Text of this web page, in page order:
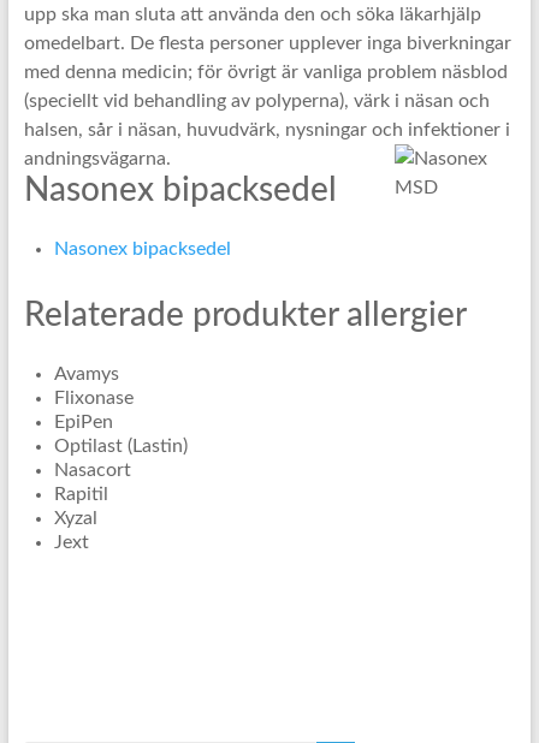
upp ska man sluta att använda den och söka läkarhjälp
omedelbart. De flesta personer upplever inga biverkningar
med denna medicin; för övrigt är vanliga problem näsblod
(speciellt vid behandling av polyperna), värk i näsan och
halsen, sår i näsan, huvudvärk, nysningar och infektioner i
andningsvägarna.
Nasonex bipacksedel
Nasonex bipacksedel
Relaterade produkter allergier
Avamys
Flixonase
EpiPen
Optilast (Lastin)
Nasacort
Rapitil
Xyzal
Jext